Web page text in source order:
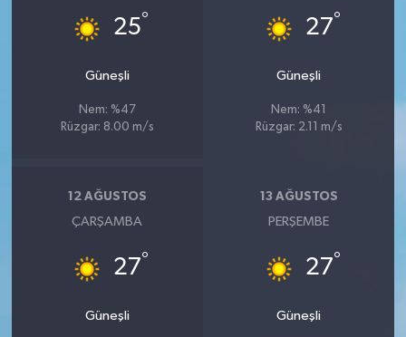
25°
Güneşli
Nem: %47
Rüzgar: 8.00 m/s
27°
Güneşli
Nem: %41
Rüzgar: 2.11 m/s
12 AĞUSTOS
ÇARŞAMBA
27°
Güneşli
13 AĞUSTOS
PERŞEMBE
27°
Güneşli